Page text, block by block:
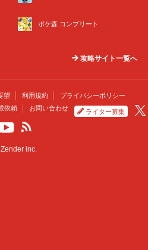
ポケ森 コンプリート
攻略サイト一覧へ
望 利用規約
プライバシーポリシー
依頼 お問い合わせ ライター募集
inc.